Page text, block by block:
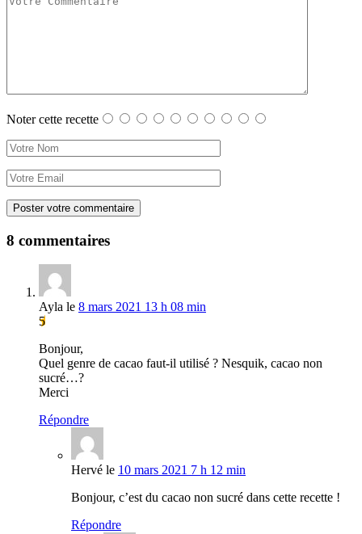
Noter cette recette
8 commentaires
Ayla le 8 mars 2021 13 h 08 min
5
Bonjour,
Quel genre de cacao faut-il utilisé ? Nesquik, cacao non
sucré…?
Merci
Répondre
Hervé le 10 mars 2021 7 h 12 min
Bonjour, c’est du cacao non sucré dans cette recette !
Répondre